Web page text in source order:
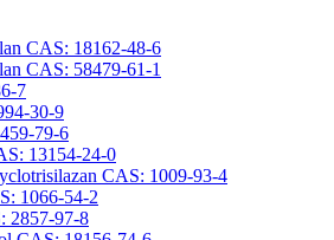
CAS: 18162-48-6
CAS: 58479-61-1
7
30-9
79-6
13154-24-0
CAS: 1009-93-4
1066-54-2
2857-97-8